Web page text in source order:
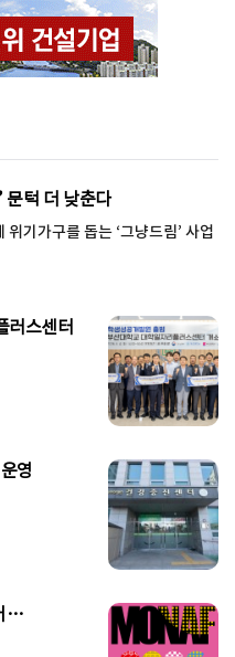
문턱 더 낮춘다
기가구를 돕는 ‘그냥드림’ 사업
러스센터
영
…